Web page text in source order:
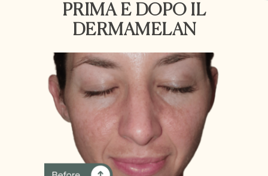
PRIMA E DOPO IL
DERMAMELAN